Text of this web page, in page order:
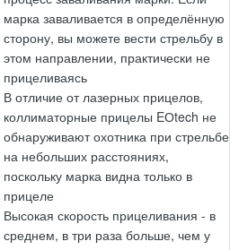
марка заваливается в определённую
сторону, вы можете вести стрельбу в
этом направлении, практически не
прицеливаясь
В отличие от лазерных прицелов,
коллиматорные прицелы EОtech не
обнаруживают охотника при стрельбе
на небольших расстояниях,
поскольку марка видна только в
прицеле
Высокая скорость прицеливания - в
среднем, в три раза больше, чем у